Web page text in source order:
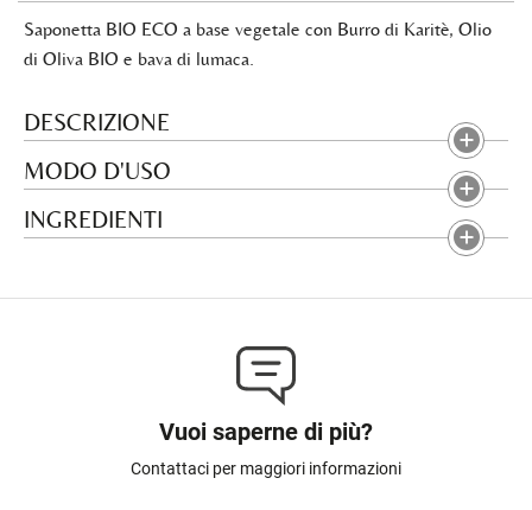
Saponetta BIO ECO a base vegetale con Burro di Karitè, Olio
di Oliva BIO e bava di lumaca.
DESCRIZIONE
MODO D'USO
INGREDIENTI
Vuoi saperne di più?
Contattaci per maggiori informazioni